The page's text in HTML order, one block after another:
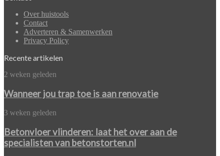
Over huistools
Contact
Adverteren & Samenwerken
Privacy Policy
Recente artikelen
Wanneer
trap
toe
is
aan
renovatie
2 weken geleden
Wanneer jou trap toe is aan renovatie
Betonvloer
laat
het
over
3 weken geleden
Betonvloer vlinderen: laat het over aan de
specialisten van betonstorten.nl